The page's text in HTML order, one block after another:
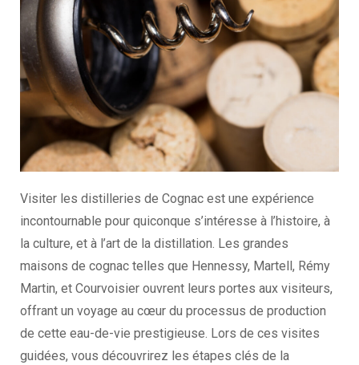
Visiter les distilleries de Cognac est une expérience
incontournable pour quiconque s’intéresse à l’histoire, à
la culture, et à l’art de la distillation. Les grandes
maisons de cognac telles que Hennessy, Martell, Rémy
Martin, et Courvoisier ouvrent leurs portes aux visiteurs,
offrant un voyage au cœur du processus de production
de cette eau-de-vie prestigieuse. Lors de ces visites
guidées, vous découvrirez les étapes clés de la